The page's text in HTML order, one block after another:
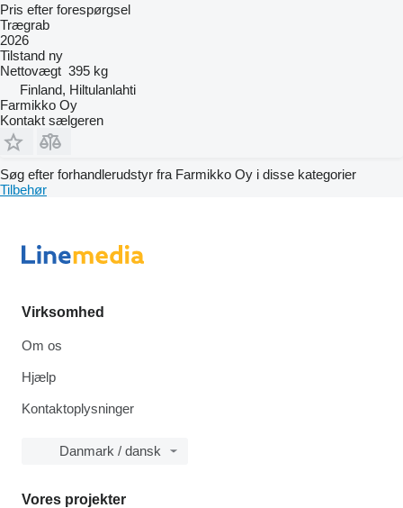
Pris efter forespørgsel
Trægrab
2026
Tilstand ny
Nettovægt 395 kg
Finland, Hiltulanlahti
Farmikko Oy
Kontakt sælgeren
Søg efter forhandlerudstyr fra Farmikko Oy i disse kategorier
Tilbehør
Virksomhed
Om os
Hjælp
Kontaktoplysninger
Danmark / dansk
Vores projekter